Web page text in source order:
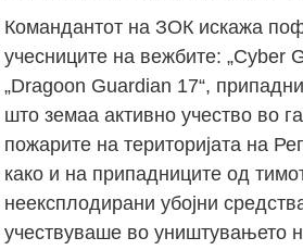
Командантот на ЗОК искажа
учесниците на вежбите: „Cyber
„Dragoon Guardian 17“,
што земаа активно учество во
пожарите на територијата на
како и на припадниците од
неексплодирани убојни
учествуваше во уништувањето